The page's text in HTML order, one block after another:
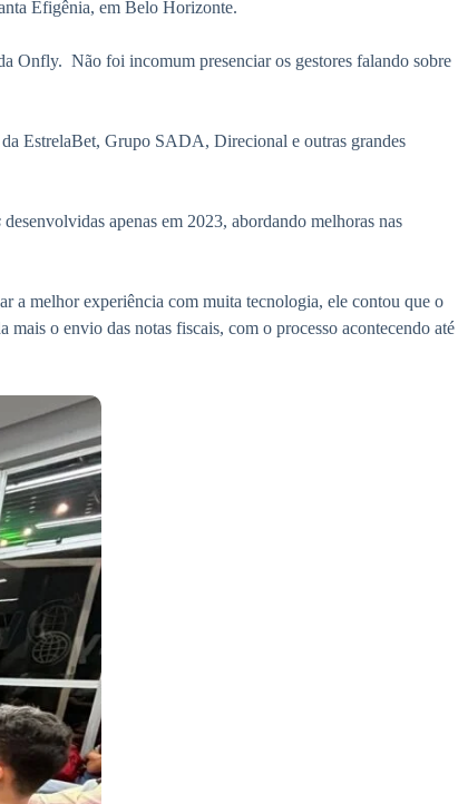
Efigênia, em Belo Horizonte.
Onfly. Não foi incomum presenciar os gestores falando sobre
EstrelaBet, Grupo SADA, Direcional e outras grandes
desenvolvidas apenas em 2023, abordando melhoras nas
a melhor experiência com muita tecnologia, ele contou que o
o envio das notas fiscais, com o processo acontecendo até